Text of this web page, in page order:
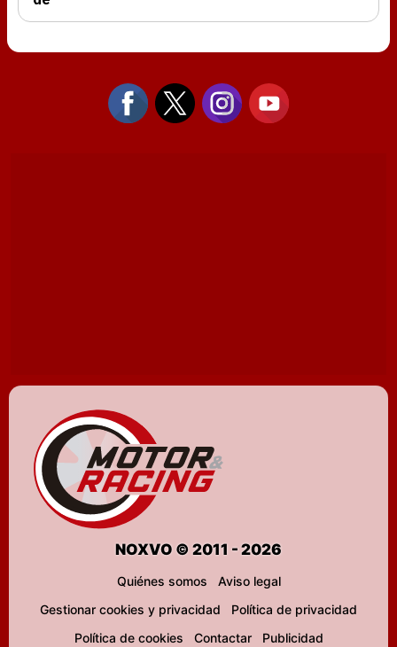
NOXVO © 2011 - 2026
Quiénes somos
Aviso legal
Gestionar cookies y privacidad
Política de privacidad
Política de cookies
Contactar
Publicidad